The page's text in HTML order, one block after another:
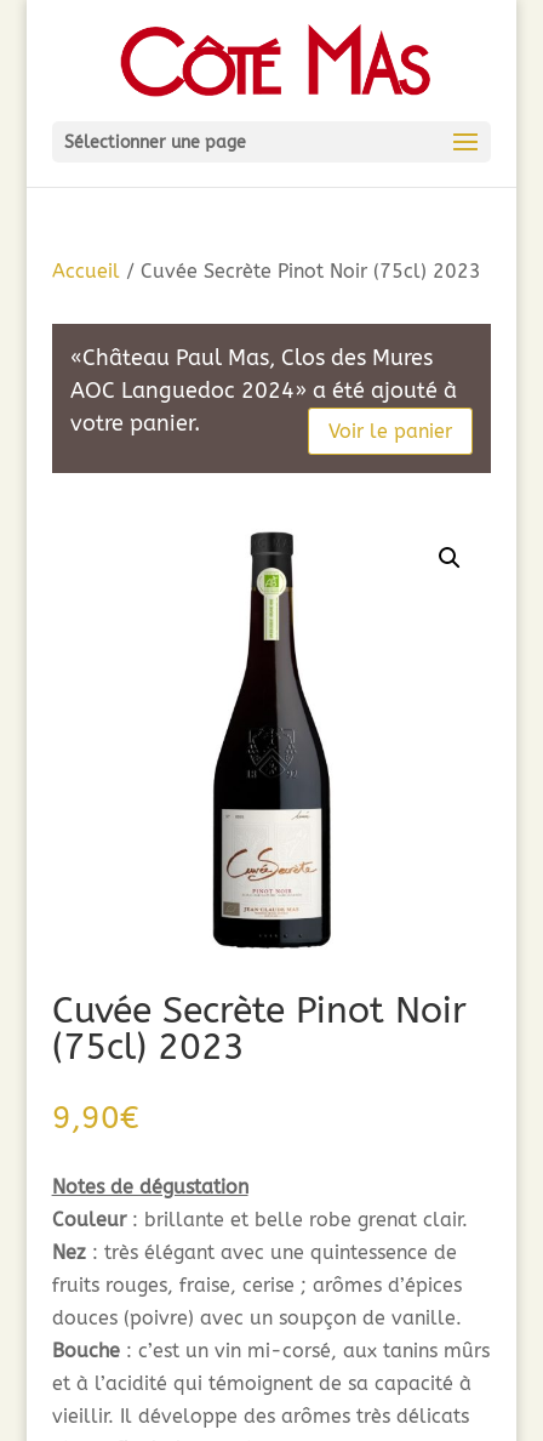
Sélectionner une page
Accueil/ Cuvée Secrète Pinot Noir (75cl) 2023
«Château Paul Mas, Clos des Mures
AOC Languedoc 2024» a été ajouté à
votre panier.
Voir le panier
Cuvée Secrète Pinot Noir
(75cl) 2023
9,90€
Notes de dégustation
Couleur: brillante et belle robe grenat clair.
Nez: très élégant avec une quintessence de
fruits rouges, fraise, cerise ; arômes d’épices
douces (poivre) avec un soupçon de vanille.
Bouche: c’est un vin mi-corsé, aux tanins mûrs
et à l’acidité qui témoignent de sa capacité à
vieillir. Il développe des arômes très délicats